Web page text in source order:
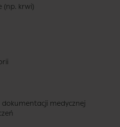
(np. krwi)
medycznej